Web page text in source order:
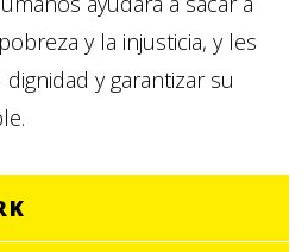
y la injusticia, y les
y garantizar su